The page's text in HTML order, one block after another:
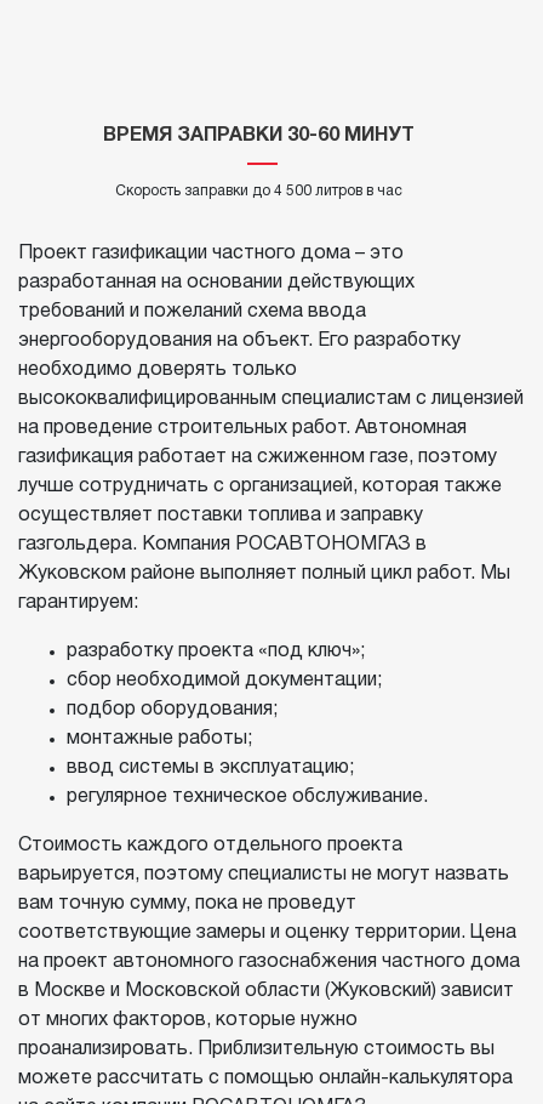
ВРЕМЯ ЗАПРАВКИ 30-60 МИНУТ
Скорость заправки до 4 500 литров в час
Проект газификации частного дома – это
разработанная на основании действующих
требований и пожеланий схема ввода
энергооборудования на объект. Его разработку
необходимо доверять только
высококвалифицированным специалистам с лицензией
на проведение строительных работ. Автономная
газификация работает на сжиженном газе, поэтому
лучше сотрудничать с организацией, которая также
осуществляет поставки топлива и заправку
газгольдера. Компания РОСАВТОНОМГАЗ в
Жуковском районе выполняет полный цикл работ. Мы
гарантируем:
разработку проекта «под ключ»;
сбор необходимой документации;
подбор оборудования;
монтажные работы;
ввод системы в эксплуатацию;
регулярное техническое обслуживание.
Стоимость каждого отдельного проекта
варьируется, поэтому специалисты не могут назвать
вам точную сумму, пока не проведут
соответствующие замеры и оценку территории. Цена
на проект автономного газоснабжения частного дома
в Москве и Московской области (Жуковский) зависит
от многих факторов, которые нужно
проанализировать. Приблизительную стоимость вы
можете рассчитать с помощью онлайн-калькулятора